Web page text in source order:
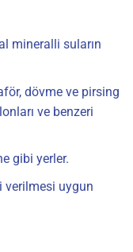
mineralli suların
dövme ve pirsing
ve benzeri
gibi yerler.
verilmesi uygun